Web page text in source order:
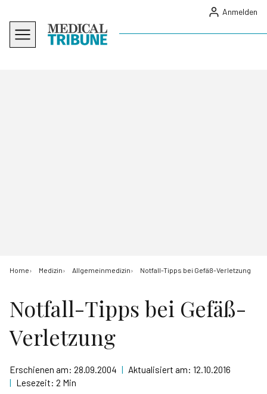
Anmelden
Home Medizin Allgemeinmedizin Notfall-Tipps bei Gefäß-Verletzung
Notfall-Tipps bei Gefäß-
Verletzung
Erschienen am: 28.09.2004 | Aktualisiert am: 12.10.2016
| Lesezeit: 2 Min